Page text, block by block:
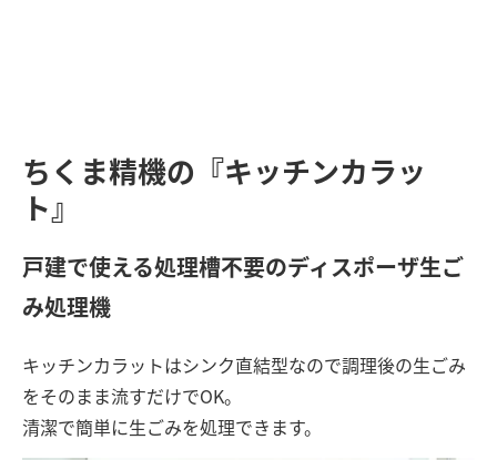
ちくま精機の『キッチンカラッ
ト』
戸建で使える処理槽不要のディスポーザ生ご
み処理機
キッチンカラットはシンク直結型なので調理後の生ごみ
をそのまま流すだけでOK。
清潔で簡単に生ごみを処理できます。